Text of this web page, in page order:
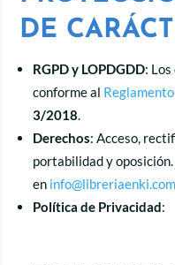
DE
RGPD y LOPDGDD:
conforme al
3/2018.
Derechos: Acceso,
portabilidad y
en
Política de Privacidad: